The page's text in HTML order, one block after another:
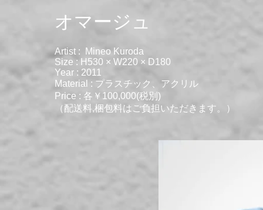
​オマージュ
Artist : Mineo Kuroda
Size : H530 × W220 × D180
Year : 2011
Material : プラスチック、アクリル
Price : 各￥100,000(税別)
（配送料,梱包料はご負担いただきます。）